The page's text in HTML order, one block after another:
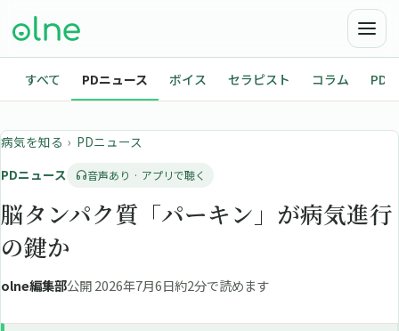
すべて PDニュース ボイス セラピスト コラム PD
病気を知る › PDニュース
PDニュース
音声あり · アプリで聴く
脳タンパク質「パーキン」が病気進行
の鍵か
olne編集部公開 2026年7月6日約2分で読めます